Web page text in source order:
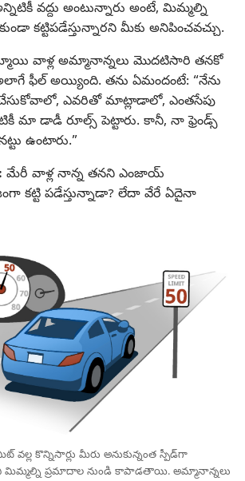
వద్దు అంటున్నారు అంటే, మిమ్మల్ని
కట్టిపడేస్తున్నారని మీకు అనిపించవచ్చు.
వాళ్ల అమ్మానాన్నలు మొదటిసారి తనకో
ఫీల్‌ అయ్యింది. తను ఏమందంటే: “నేను
ఎవరితో మాట్లాడాలో, ఎంతసేపు
మా డాడీ రూల్స్‌ పెట్టారు. కానీ, నా ఫ్రెండ్స్‌
ఉంటారు.”
మేరీ వాళ్ల నాన్న తనని ఎంజాయ్‌
కట్టి పడేస్తున్నాడా? లేదా వేరే ఏదైనా
కొన్నిసార్లు మీరు అనుకున్నంత స్పీడ్‌గా
మిమ్మల్ని ప్రమాదాల నుండి కాపాడతాయి. అమ్మానాన్నలు